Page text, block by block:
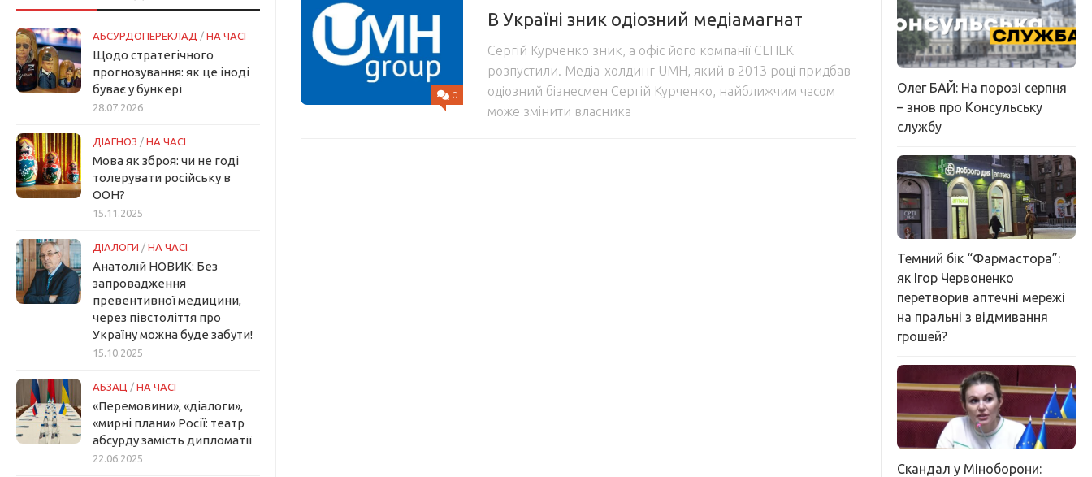
0
В Україні зник одіозний медіамагнат
Сергій Курченко зник, а офіс його компанії СЕПЕК
розпустили. Медіа-холдинг UMH, який в 2013 році придбав
одіозний бізнесмен Сергій Курченко, найближчим часом
може змінити власника
АБСУРДОПЕРЕКЛАД / НА ЧАСІ
Щодо стратегічного
прогнозування: як це іноді
буває у бункері
28.07.2026
ДІАГНОЗ / НА ЧАСІ
Мова як зброя: чи не годі
толерувати російську в
ООН?
15.11.2025
ДІАЛОГИ / НА ЧАСІ
Анатолій НОВИК: Без
запровадження
превентивної медицини,
через півстоліття про
Україну можна буде забути!
15.10.2025
АБЗАЦ / НА ЧАСІ
«Перемовини», «діалоги»,
«мирні плани» Росії: театр
абсурду замість дипломатії
22.06.2025
Олег БАЙ: На порозі серпня
– знов про Консульську
службу
Темний бік “Фармастора”:
як Ігор Червоненко
перетворив аптечні мережі
на пральні з відмивання
грошей?
Скандал у Міноборони: